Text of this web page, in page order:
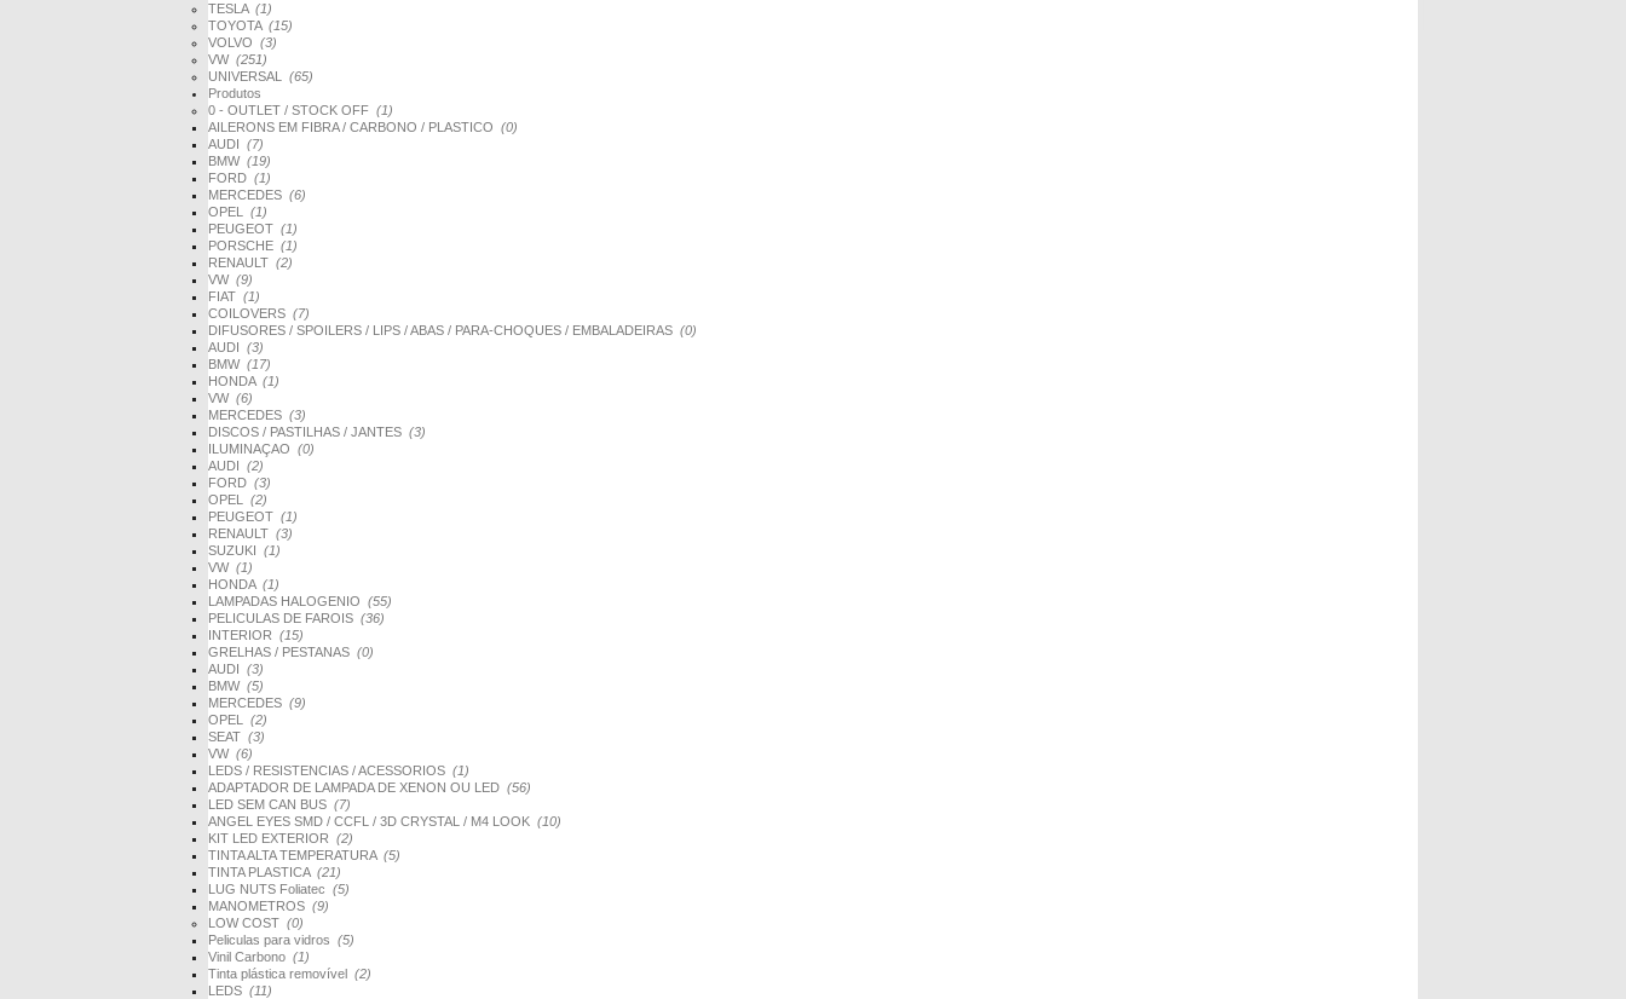
TESLA (1)
TOYOTA (15)
VOLVO (3)
VW (251)
UNIVERSAL (65)
Produtos
0 - OUTLET / STOCK OFF (1)
AILERONS EM FIBRA / CARBONO / PLASTICO (0)
AUDI (7)
BMW (19)
FORD (1)
MERCEDES (6)
OPEL (1)
PEUGEOT (1)
PORSCHE (1)
RENAULT (2)
VW (9)
FIAT (1)
COILOVERS (7)
DIFUSORES / SPOILERS / LIPS / ABAS / PARA-CHOQUES / EMBALADEIRAS (0)
AUDI (3)
BMW (17)
HONDA (1)
VW (6)
MERCEDES (3)
DISCOS / PASTILHAS / JANTES (3)
ILUMINAÇAO (0)
AUDI (2)
FORD (3)
OPEL (2)
PEUGEOT (1)
RENAULT (3)
SUZUKI (1)
VW (1)
HONDA (1)
LAMPADAS HALOGENIO (55)
PELICULAS DE FAROIS (36)
INTERIOR (15)
GRELHAS / PESTANAS (0)
AUDI (3)
BMW (5)
MERCEDES (9)
OPEL (2)
SEAT (3)
VW (6)
LEDS / RESISTENCIAS / ACESSORIOS (1)
ADAPTADOR DE LAMPADA DE XENON OU LED (56)
LED SEM CAN BUS (7)
ANGEL EYES SMD / CCFL / 3D CRYSTAL / M4 LOOK (10)
KIT LED EXTERIOR (2)
TINTA ALTA TEMPERATURA (5)
TINTA PLASTICA (21)
LUG NUTS Foliatec (5)
MANOMETROS (9)
LOW COST (0)
Peliculas para vidros (5)
Vinil Carbono (1)
Tinta plástica removível (2)
LEDS (11)